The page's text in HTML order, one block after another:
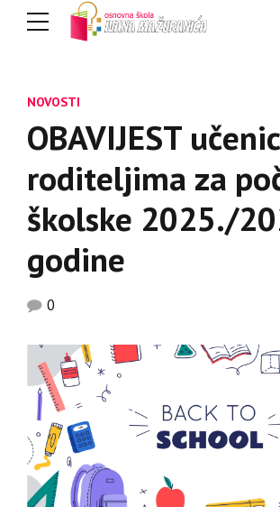
NOVOSTI
OBAVIJEST
roditeljima za
školske 2025./
godine
0